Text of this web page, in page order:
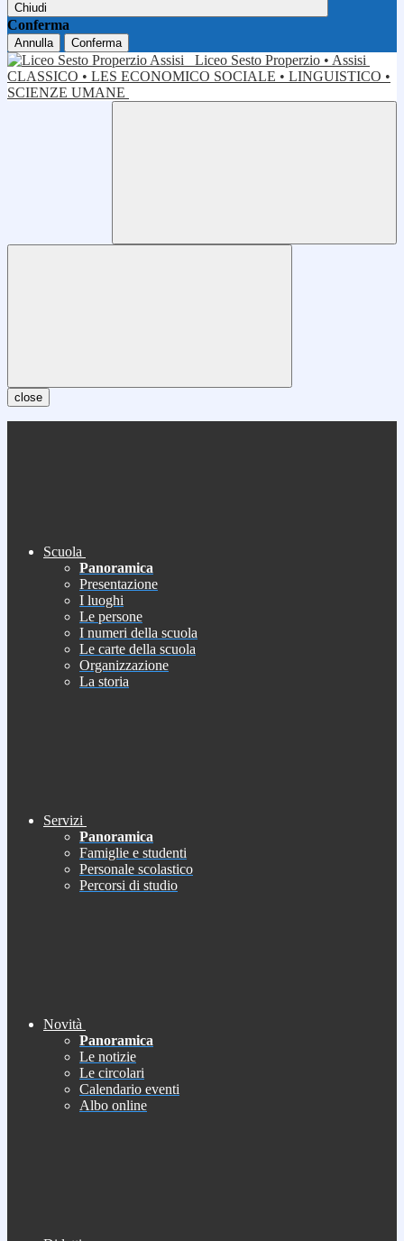
Chiudi
Conferma
Annulla Conferma
Liceo Sesto Properzio • Assisi
CLASSICO • LES ECONOMICO SOCIALE • LINGUISTICO •
SCIENZE UMANE
close
Scuola
Panoramica
Presentazione
I luoghi
Le persone
I numeri della scuola
Le carte della scuola
Organizzazione
La storia
Servizi
Panoramica
Famiglie e studenti
Personale scolastico
Percorsi di studio
Novità
Panoramica
Le notizie
Le circolari
Calendario eventi
Albo online